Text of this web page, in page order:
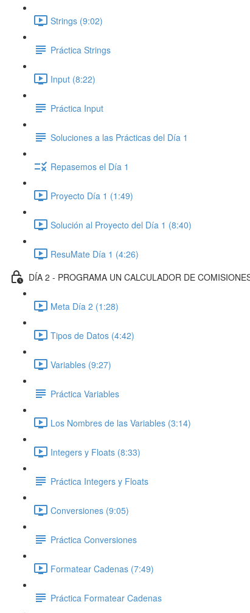
Strings (9:02)
Práctica Strings
Input (8:22)
Práctica Input
Soluciones a las Prácticas del Día 1
Repasemos el Día 1
Proyecto Día 1 (1:49)
Solución al Proyecto del Día 1 (8:40)
ResuMate Día 1 (4:26)
DÍA 2 - PROGRAMA UN CALCULADOR DE
Meta Día 2 (1:28)
Tipos de Datos (4:42)
Variables (9:27)
Práctica Variables
Los Nombres de las Variables (3:14)
Integers y Floats (8:33)
Práctica Integers y Floats
Conversiones (9:05)
Práctica Conversiones
Formatear Cadenas (7:49)
Práctica Formatear Cadenas